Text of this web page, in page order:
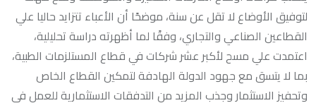
لتوفيق الأوضاع لا تقل عن سنة، موضحًا أن الأعباء تتزايد حاليا علي
القطاعين الصناعي والتجاري، وفقًا لما أظهرته دراسة تحليلية،
اعتمدت علي مسح لأكبر عشر شركات في قطاع المستلزمات الطبية،
بما لا يتسق مع جهود الدولة الهادفة لتمكين القطاع الخاص
وتحفيز الاستثمار وجذب المزيد من التدفقات الاستثمارية للعمل فى